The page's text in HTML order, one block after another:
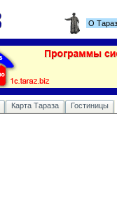
О
Карта Тараза Гостиницы